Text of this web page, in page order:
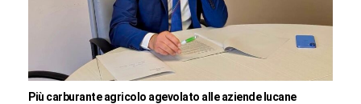
Più carburante agricolo agevolato alle aziende lucane